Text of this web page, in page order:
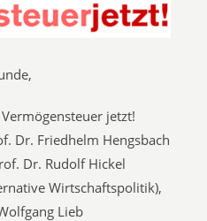
jetzt!
Dr. Friedhelm Hengsbach
Dr. Rudolf Hickel
Wirtschaftspolitik),
Lieb